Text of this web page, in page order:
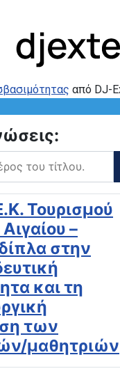
από DJ-
του τίτλου.
Τουρισμού
–
στην
και τη
των
μαθητριών